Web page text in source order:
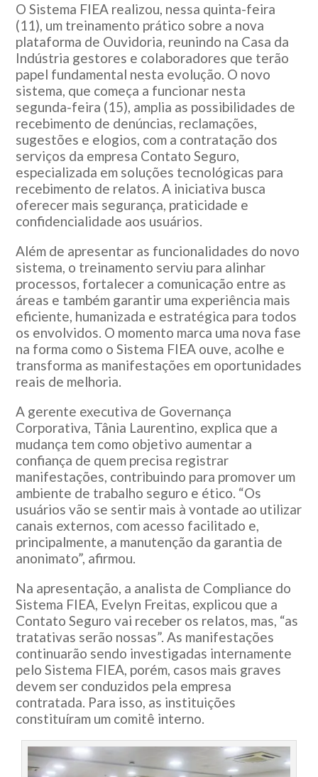
O Sistema FIEA realizou, nessa quinta-feira
(11), um treinamento prático sobre a nova
plataforma de Ouvidoria, reunindo na Casa da
Indústria gestores e colaboradores que terão
papel fundamental nesta evolução. O novo
sistema, que começa a funcionar nesta
segunda-feira (15), amplia as possibilidades de
recebimento de denúncias, reclamações,
sugestões e elogios, com a contratação dos
serviços da empresa Contato Seguro,
especializada em soluções tecnológicas para
recebimento de relatos. A iniciativa busca
oferecer mais segurança, praticidade e
confidencialidade aos usuários.
Além de apresentar as funcionalidades do novo
sistema, o treinamento serviu para alinhar
processos, fortalecer a comunicação entre as
áreas e também garantir uma experiência mais
eficiente, humanizada e estratégica para todos
os envolvidos. O momento marca uma nova fase
na forma como o Sistema FIEA ouve, acolhe e
transforma as manifestações em oportunidades
reais de melhoria.
A gerente executiva de Governança
Corporativa, Tânia Laurentino, explica que a
mudança tem como objetivo aumentar a
confiança de quem precisa registrar
manifestações, contribuindo para promover um
ambiente de trabalho seguro e ético. “Os
usuários vão se sentir mais à vontade ao utilizar
canais externos, com acesso facilitado e,
principalmente, a manutenção da garantia de
anonimato”, afirmou.
Na apresentação, a analista de Compliance do
Sistema FIEA, Evelyn Freitas, explicou que a
Contato Seguro vai receber os relatos, mas, “as
tratativas serão nossas”. As manifestações
continuarão sendo investigadas internamente
pelo Sistema FIEA, porém, casos mais graves
devem ser conduzidos pela empresa
contratada. Para isso, as instituições
constituíram um comitê interno.